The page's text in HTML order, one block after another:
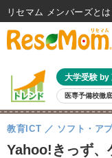
大学受験 by
医専予備校徹
親子で考える大学選び 高
共通テスト 夏休み
8月開催イベント・WS
Yahoo!きっず、
教育ICT ソフト・ア
リセマム メンバーズ